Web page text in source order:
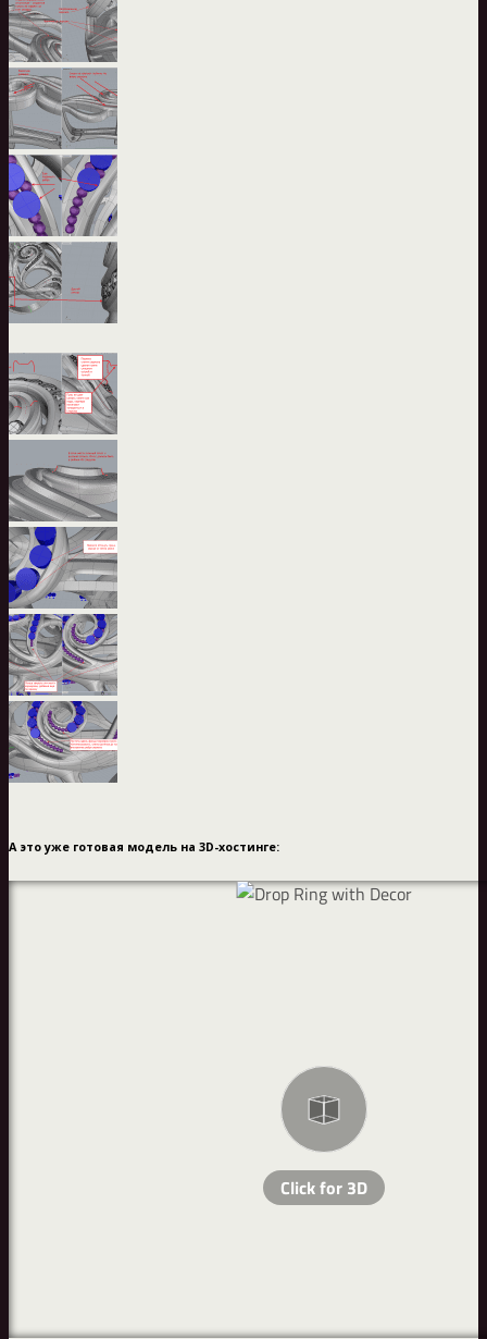
А это уже готовая модель на 3D-хостинге: